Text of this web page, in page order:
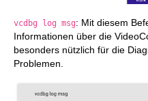
vcdbg log msg: Mit diesem
Informationen über die
besonders nützlich für die
Problemen.